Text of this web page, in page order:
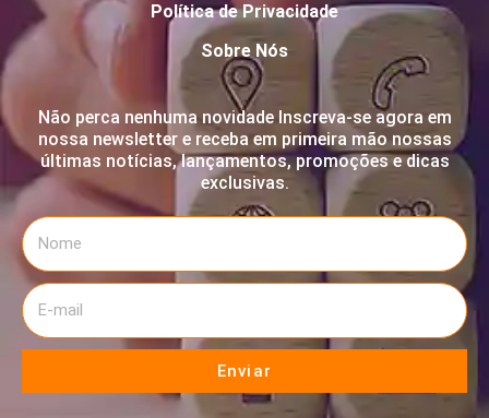
Política de Privacidade
Sobre Nós
Não perca nenhuma novidade Inscreva-se agora em
nossa newsletter e receba em primeira mão nossas
últimas notícias, lançamentos, promoções e dicas
exclusivas.
Enviar